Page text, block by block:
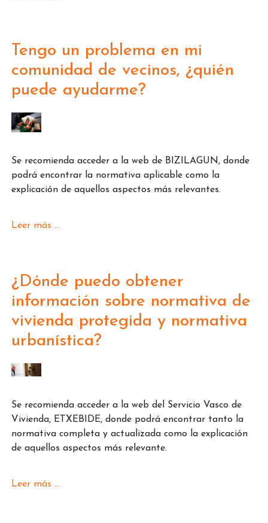
Tengo un problema en mi
comunidad de vecinos, ¿quién
puede ayudarme?
Se recomienda acceder a la web de BIZILAGUN, donde
podrá encontrar la normativa aplicable como la
explicación de aquellos aspectos más relevantes.
Leer más ...
¿Dónde puedo obtener
información sobre normativa de
vivienda protegida y normativa
urbanística?
Se recomienda acceder a la web del Servicio Vasco de
Vivienda, ETXEBIDE, donde podrá encontrar tanto la
normativa completa y actualizada como la explicación
de aquellos aspectos más relevante.
Leer más ...